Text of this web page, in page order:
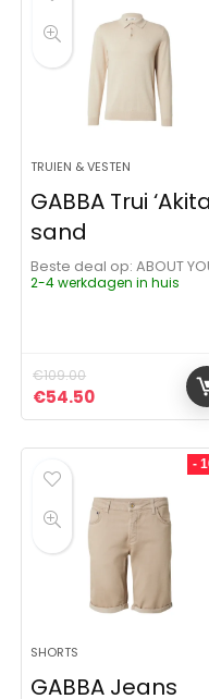
TRUIEN & VESTEN
GABBA Trui
sand
Beste deal op:
ABOUT
2-4 werkdagen in huis
€109.00
Oorspronkelijke prijs
€54.50Huidige prijs
-
SHORTS
GABBA Jeans